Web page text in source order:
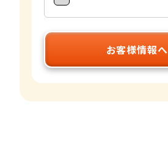
お客様情報へ